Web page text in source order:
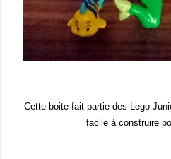
Cette boite fait partie des Lego
facile à construire